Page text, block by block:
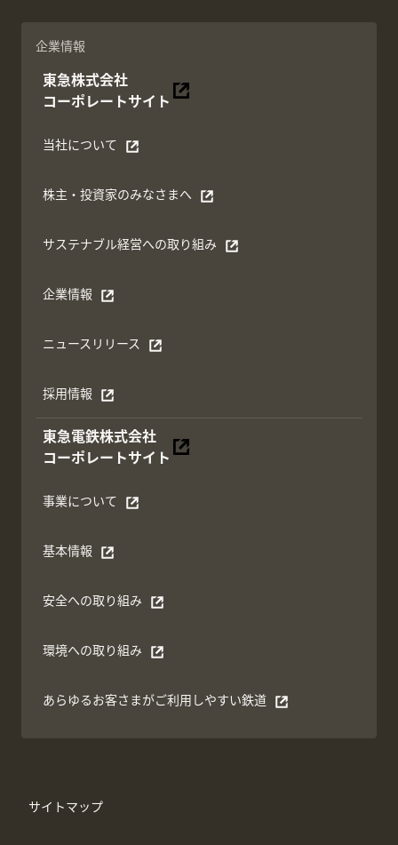
企業情報
東急株式会社
コーポレートサイト
別ウィンドウで開く
当社について
別ウィンドウで開く
株主・投資家のみなさまへ
別ウィンドウで開く
サステナブル経営への取り組み
別ウィンドウで開く
企業情報
別ウィンドウで開く
ニュースリリース
別ウィンドウで開く
採用情報
別ウィンドウで開く
東急電鉄株式会社
コーポレートサイト
別ウィンドウで開く
事業について
別ウィンドウで開く
基本情報
別ウィンドウで開く
安全への取り組み
別ウィンドウで開く
環境への取り組み
別ウィンドウで開く
あらゆるお客さまがご利⽤しやすい鉄道
別ウィンドウで開く
サイトマップ